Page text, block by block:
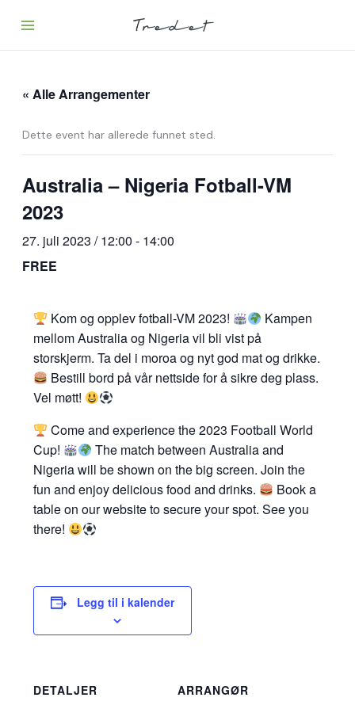
« Alle Arrangementer
Dette event har allerede funnet sted.
Australia – Nigeria Fotball-VM
2023
27. juli 2023 / 12:00 - 14:00
FREE
Kom og opplev fotball-VM 2023!
Kampen
mellom Australia og Nigeria vil bli vist på
storskjerm. Ta del i moroa og nyt god mat og drikke.
Bestill bord på vår nettside for å sikre deg plass.
Vel møtt!
Come and experience the 2023 Football World
Cup!
The match between Australia and
Nigeria will be shown on the big screen. Join the
fun and enjoy delicious food and drinks.
Book a
table on our website to secure your spot. See you
there!
Legg til i kalender
DETALJER
ARRANGØR